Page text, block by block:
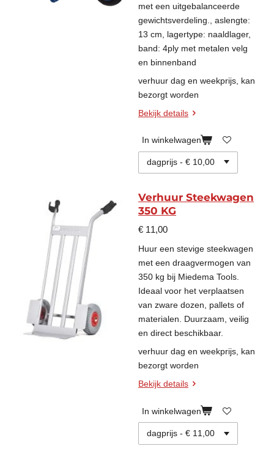
met een uitgebalanceerde
gewichtsverdeling., aslengte:
13 cm, lagertype: naaldlager,
band: 4ply met metalen velg
en binnenband
verhuur dag en weekprijs, kan
bezorgt worden
Bekijk details
In winkelwagen
Verhuur Steekwagen
350 KG
€ 11,00
Huur een stevige steekwagen
met een draagvermogen van
350 kg bij Miedema Tools.
Ideaal voor het verplaatsen
van zware dozen, pallets of
materialen. Duurzaam, veilig
en direct beschikbaar.
verhuur dag en weekprijs, kan
bezorgt worden
Bekijk details
In winkelwagen